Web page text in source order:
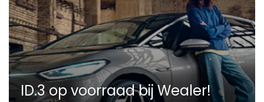
ID.3 op voorraad bij Wealer!